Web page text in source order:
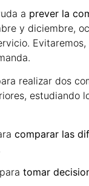
a prever la
y diciembre,
realizar dos
estudiando
comparar las
tomar